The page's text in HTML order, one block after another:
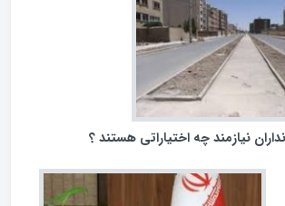
نیازمند چه اختیاراتی هستند ؟